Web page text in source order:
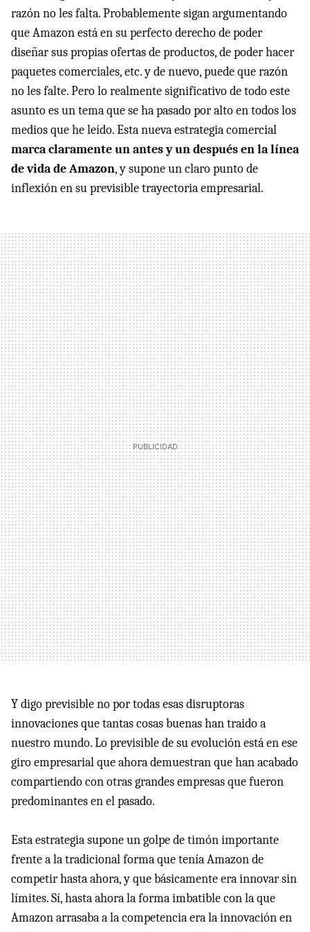
razón no les falta. Probablemente sigan argumentando
que Amazon está en su perfecto derecho de poder
diseñar sus propias ofertas de productos, de poder hacer
paquetes comerciales, etc. y de nuevo, puede que razón
no les falte. Pero lo realmente significativo de todo este
asunto es un tema que se ha pasado por alto en todos los
medios que he leído. Esta nueva estrategia comercial
marca claramente un antes y un después en la línea
de vida de Amazon, y supone un claro punto de
inflexión en su previsible trayectoria empresarial.
Y digo previsible no por todas esas disruptoras
innovaciones que tantas cosas buenas han traido a
nuestro mundo. Lo previsible de su evolución está en ese
giro empresarial que ahora demuestran que han acabado
compartiendo con otras grandes empresas que fueron
predominantes en el pasado.
Esta estrategia supone un golpe de timón importante
frente a la tradicional forma que tenía Amazon de
competir hasta ahora, y que básicamente era innovar sin
límites. Sí, hasta ahora la forma imbatible con la que
Amazon arrasaba a la competencia era la innovación en